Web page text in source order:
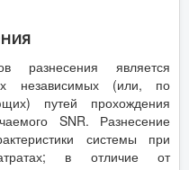
разнесения является
независимых (или, по
путей прохождения
SNR. Разнесение
системы при
в отличие от